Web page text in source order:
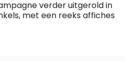
verder uitgerold in
met een reeks affiches